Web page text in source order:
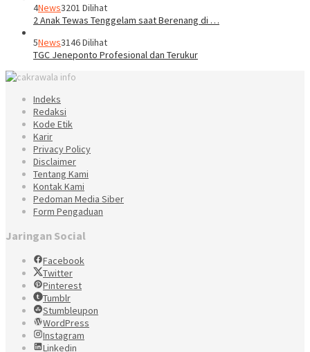
4News3201 Dilihat
2 Anak Tewas Tenggelam saat Berenang di …
5News3146 Dilihat
TGC Jeneponto Profesional dan Terukur
Indeks
Redaksi
Kode Etik
Karir
Privacy Policy
Disclaimer
Tentang Kami
Kontak Kami
Pedoman Media Siber
Form Pengaduan
Jaringan Social
Facebook
Twitter
Pinterest
Tumblr
Stumbleupon
WordPress
Instagram
Linkedin